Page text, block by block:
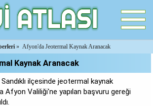
» Afyon'da Jeotermal Kaynak Aranacak
Kaynak Aranacak
ilçesinde jeotermal kaynak
Afyon Valiliği'ne yapılan başvuru gereği